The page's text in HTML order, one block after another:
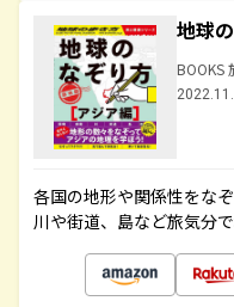
地球
BOOKS
各国の地形や関係性をな
川や街道、島など旅気分